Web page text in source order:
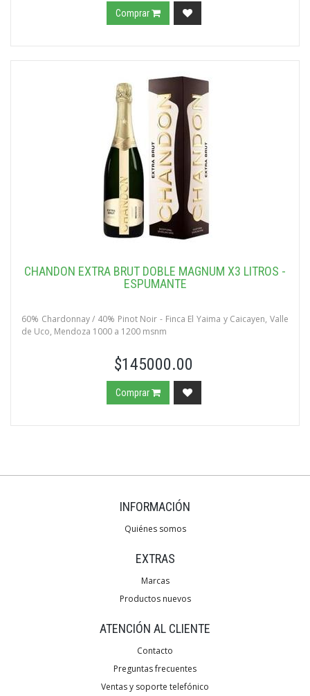
Comprar
CHANDON EXTRA BRUT DOBLE MAGNUM X3 LITROS -
ESPUMANTE
60% Chardonnay / 40% Pinot Noir - Finca El Yaima y Caicayen, Valle
de Uco, Mendoza 1000 a 1200 msnm
$145000.00
Comprar
INFORMACIÓN
Quiénes somos
EXTRAS
Marcas
Productos nuevos
ATENCIÓN AL CLIENTE
Contacto
Preguntas frecuentes
Ventas y soporte telefónico